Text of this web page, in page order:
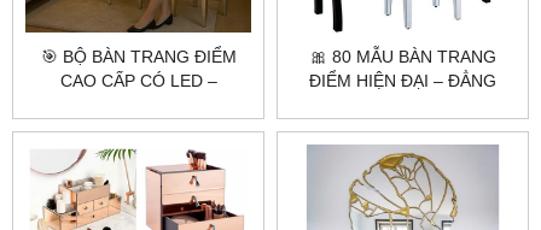
🎯 BỘ BÀN TRANG ĐIỂM
CAO CẤP CÓ LED –
THEO YÊU CẦU
🎀 80 MẪU BÀN TRANG
ĐIỂM HIỆN ĐẠI – ĐẲNG